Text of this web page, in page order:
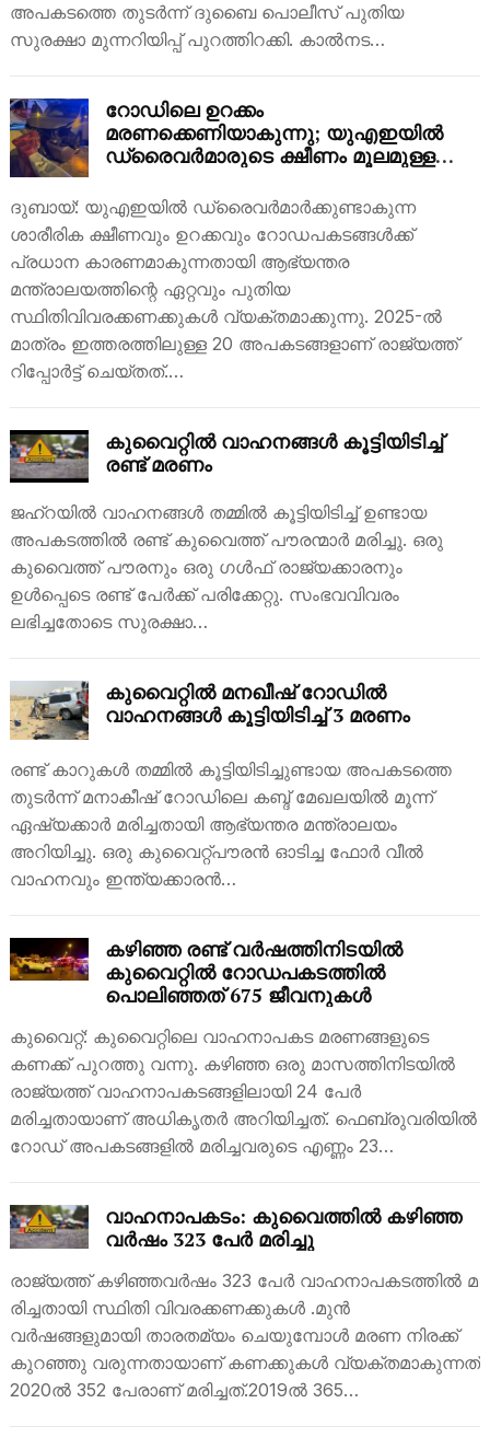
അപകടത്തെ തുടർന്ന് ദുബൈ പൊലീസ് പുതിയ
സുരക്ഷാ മുന്നറിയിപ്പ് പുറത്തിറക്കി. കാൽനട…
റോഡിലെ ഉറക്കം
മരണക്കെണിയാകുന്നു; യുഎഇയിൽ
ഡ്രൈവർമാരുടെ ക്ഷീണം മൂലമുള്ള
ദുബായ്: യുഎഇയിൽ ഡ്രൈവർമാർക്കുണ്ടാകുന്ന
ശാരീരിക ക്ഷീണവും ഉറക്കവും റോഡപകടങ്ങൾക്ക്
പ്രധാന കാരണമാകുന്നതായി ആഭ്യന്തര
മന്ത്രാലയത്തിന്റെ ഏറ്റവും പുതിയ
സ്ഥിതിവിവരക്കണക്കുകൾ വ്യക്തമാക്കുന്നു. 2025-ൽ
മാത്രം ഇത്തരത്തിലുള്ള 20 അപകടങ്ങളാണ് രാജ്യത്ത്
റിപ്പോർട്ട് ചെയ്തത്.…
കുവൈറ്റിൽ വാഹനങ്ങൾ കൂട്ടിയിടിച്ച്
രണ്ട് മരണം
ജഹ്‌റയിൽ വാഹനങ്ങൾ തമ്മിൽ കൂട്ടിയിടിച്ച് ഉണ്ടായ
അപകടത്തിൽ രണ്ട് കുവൈത്ത് പൗരന്മാർ മരിച്ചു. ഒരു
കുവൈത്ത് പൗരനും ഒരു ഗൾഫ് രാജ്യക്കാരനും
ഉൾപ്പെടെ രണ്ട് പേർക്ക് പരിക്കേറ്റു. സംഭവവിവരം
ലഭിച്ചതോടെ സുരക്ഷാ…
കുവൈറ്റിൽ മനഖീഷ് റോഡിൽ
വാഹനങ്ങൾ കൂട്ടിയിടിച്ച് 3 മരണം
രണ്ട് കാറുകൾ തമ്മിൽ കൂട്ടിയിടിച്ചുണ്ടായ അപകടത്തെ
തുടർന്ന് മനാകീഷ് റോഡിലെ കബ്ദ് മേഖലയിൽ മൂന്ന്
ഏഷ്യക്കാർ മരിച്ചതായി ആഭ്യന്തര മന്ത്രാലയം
അറിയിച്ചു. ഒരു കുവൈറ്റ്പൗരൻ ഓടിച്ച ഫോർ വീൽ
വാഹനവും ഇന്ത്യക്കാരൻ…
കഴിഞ്ഞ രണ്ട് വര്‍ഷത്തിനിടയില്‍
കുവൈറ്റില്‍ റോഡപകടത്തില്‍
പൊലിഞ്ഞത് 675 ജീവനുകള്‍
കുവൈറ്റ്: കുവൈറ്റിലെ വാഹനാപകട മരണങ്ങളുടെ
കണക്ക് പുറത്തു വന്നു. കഴിഞ്ഞ ഒരു മാസത്തിനിടയില്‍
രാജ്യത്ത് വാഹനാപകടങ്ങളിലായി 24 പേര്‍
മരിച്ചതായാണ് അധികൃതര്‍ അറിയിച്ചത്. ഫെബ്രുവരിയില്‍
റോഡ് അപകടങ്ങളില്‍ മരിച്ചവരുടെ എണ്ണം 23…
വാഹനാപകടം: കുവൈത്തിൽ കഴിഞ്ഞ
വർഷം 323 പേർ മരിച്ചു
രാജ്യത്ത് ക​ഴി​ഞ്ഞ​വ​ർ​ഷം 323 പേ​ർ വാ​ഹ​നാ​പ​ക​ട​ത്തി​ൽ മ​
രി​ച്ചതായി സ്ഥിതി വിവരക്കണക്കുകൾ .മുൻ
വർഷങ്ങളുമായി താരതമ്യം ചെയുമ്പോൾ മരണ നിരക്ക്
കുറഞ്ഞു വരുന്നതായാണ് കണക്കുകൾ വ്യക്തമാകുന്നത്
2020ൽ 352 ​പേ​രാ​ണ്​ മ​രി​ച്ച​ത്.2019ൽ 365…